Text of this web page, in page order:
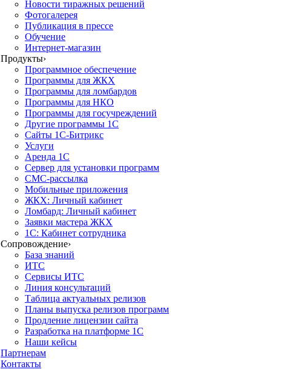
Новости тиражных решений
Фотогалерея
Публикация в прессе
Обучение
Интернет-магазин
Продукты›
Программное обеспечение
Программы для ЖКХ
Программы для ломбардов
Программы для НКО
Программы для госучреждений
Другие программы 1С
Сайты 1С-Битрикс
Услуги
Аренда 1С
Сервер для установки программ
СМС-рассылка
Мобильные приложения
ЖКХ: Личный кабинет
Ломбард: Личный кабинет
Заявки мастера ЖКХ
1С: Кабинет сотрудника
Сопровождение›
База знаний
ИТС
Сервисы ИТС
Линия консультаций
Таблица актуальных релизов
Планы выпуска релизов программ
Продление лицензии сайта
Разработка на платформе 1С
Наши кейсы
Партнерам
Контакты